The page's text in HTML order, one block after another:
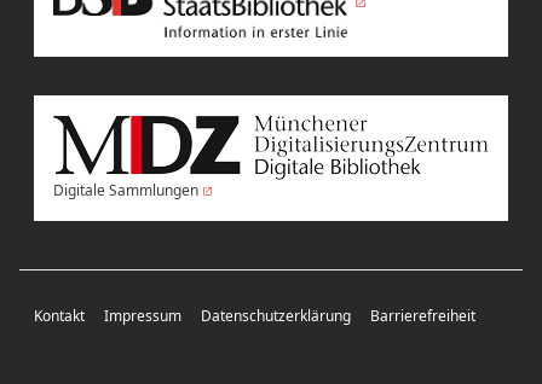
Digitale Sammlungen
Kontakt Impressum Datenschutzerklärung Barrierefreiheit